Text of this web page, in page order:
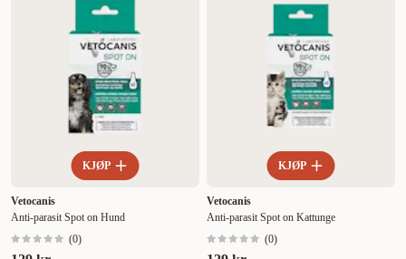
KJØP
Vetocanis
Anti-parasit Spot on Hund
(0)
KJØP
Vetocanis
Anti-parasit Spot on Kattunge
(0)